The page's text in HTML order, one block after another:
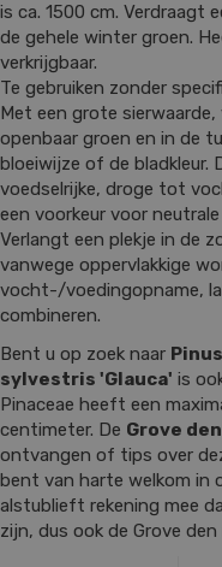
is ca. 1500 cm. Verdraagt
de gehele winter groen.
verkrijgbaar.
Te gebruiken zonder
Met een grote
openbaar groen en in de
bloeiwijze of de bladkleur.
voedselrijke, droge tot
een voorkeur voor
Verlangt een plekje in de
vanwege oppervlakkige
vocht-/voedingopname,
combineren.
Bent u op zoek naar
sylvestris 'Glauca' is
Pinaceae heeft een
centimeter. De Grove den
ontvangen of tips over
bent van harte welkom in
alstublieft rekening mee
zijn, dus ook de Grove den